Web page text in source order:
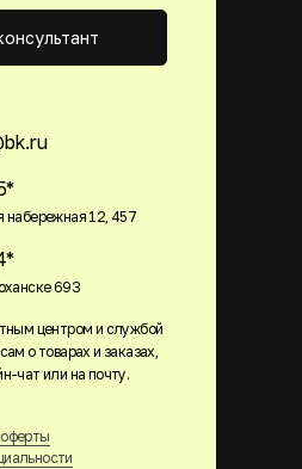
набережная 12, 457
693
центром и службой
о товарах и заказах,
чат или на почту.